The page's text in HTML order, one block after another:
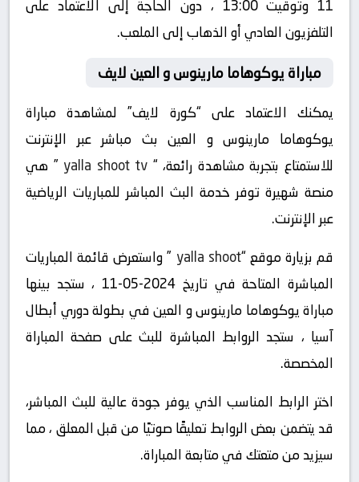
11 وتوقيت 13:00 ، دون الحاجة إلى الاعتماد على
التلفزيون العادي أو الذهاب إلى الملعب.
مباراة يوكوهاما مارينوس و العين لايف
يمكنك الاعتماد على “كورة لايف” لمشاهدة مباراة
يوكوهاما مارينوس و العين بث مباشر عبر الإنترنت
للاستمتاع بتجربة مشاهدة رائعة، “ yalla shoot tv ” هي
منصة شهيرة توفر خدمة البث المباشر للمباريات الرياضية
عبر الإنترنت.
قم بزيارة موقع “yalla shoot ” واستعرض قائمة المباريات
المباشرة المتاحة في تاريخ 2024-05-11 ، ستجد بينها
مباراة يوكوهاما مارينوس و العين في بطولة دوري أبطال
آسيا ، ستجد الروابط المباشرة للبث على صفحة المباراة
المخصصة.
اختر الرابط المناسب الذي يوفر جودة عالية للبث المباشر،
قد يتضمن بعض الروابط تعليقًا صوتيًا من قبل المعلق ، مما
سيزيد من متعتك في متابعة المباراة.